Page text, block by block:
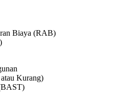
Biaya (RAB)
Kurang)